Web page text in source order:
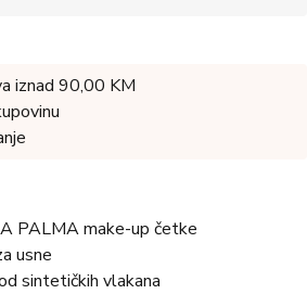
iznad 90,00 KM
PALMA make-up četke
usne
sintetičkih vlakana